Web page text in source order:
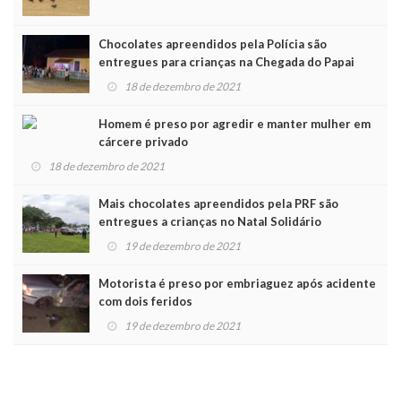
Chocolates apreendidos pela Polícia são
entregues para crianças na Chegada do Papai
Noel
18 de dezembro de 2021
Homem é preso por agredir e manter mulher em
cárcere privado
18 de dezembro de 2021
Mais chocolates apreendidos pela PRF são
entregues a crianças no Natal Solidário
19 de dezembro de 2021
Motorista é preso por embriaguez após acidente
com dois feridos
19 de dezembro de 2021